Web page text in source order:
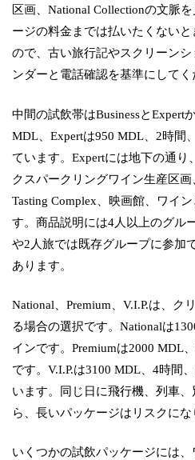
区画、National Collectionの文脈
ージの料金までは払いたくない
ので、古い旅行記やスクリーン
ンダーと電話確認を基準にしてく
中間の試飲帯はBusinessとExpert
MDL、Expertは950 MDL、2時間
ています。Expertには地下の通り
クスパークリングワイン生産区画
Tasting Complex、映画館、ワイ
す。商品説明には4人以上のグル
や2人旅では既存グループに参加
あります。
National、Premium、V.I.P.は、ク
る場合の選択です。Nationalは
インです。Premiumは2000 MDL
です。V.I.P.は3100 MDL、4時間
います。同じ日に飛行機、列車
ら、長いパッケージはリスクにな
いくつかの試飲パッケージには